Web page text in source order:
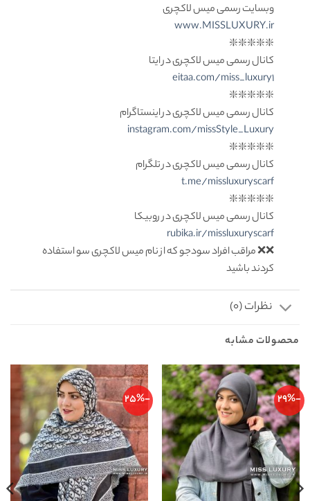
وبسایت رسمی میس لاکچری
www.MISSLUXURY.ir
❇️❇️❇️❇️❇️
کانال رسمی میس لاکچری در ایتا
eitaa.com/miss_luxury1
❇️❇️❇️❇️❇️
کانال رسمی میس لاکچری در اینستاگرام
instagram.com/missStyle_Luxury
❇️❇️❇️❇️❇️
کانال رسمی میس لاکچری در تلگرام
t.me/missluxuryscarf
❇️❇️❇️❇️❇️
کانال رسمی میس لاکچری در روبیکا
rubika.ir/missluxuryscarf
❌❌ مراقب افراد سودجو که از نام میس لاکچری سو استفاده
کردند باشید
نظرات (0)
محصولات مشابه
-29%
-25%